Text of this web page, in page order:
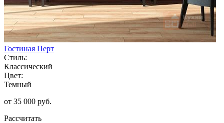
Гостиная Перт
Стиль:
Классический
Цвет:
Темный
от 35 000 руб.
Рассчитать